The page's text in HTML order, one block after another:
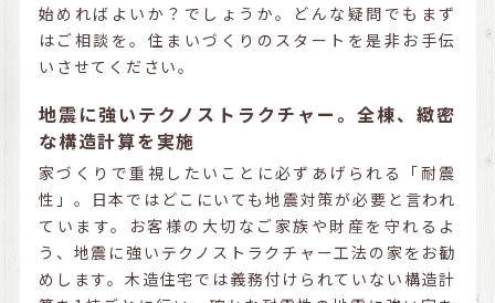
始めればよいか？でしょうか。どんな疑問でもまず
はご相談を。住まいづくりのスタートを是非お手伝
いさせてください。
地震に強いテクノストラクチャー。全棟、緻密
な構造計算を実施
家づくりで重視したいことに必ずあげられる「耐震
性」。日本ではどこにいても地震対策が必要と言われ
ています。お客様の大切なご家族や財産を守れるよ
う、地震に強いテクノストラクチャー工法の家をお勧
めします。木造住宅では義務付けられていない構造計